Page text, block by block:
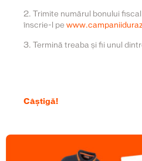
2. Trimite numărul bonului
înscrie-l pe
3. Termină treaba și fii unul
Câștigă!